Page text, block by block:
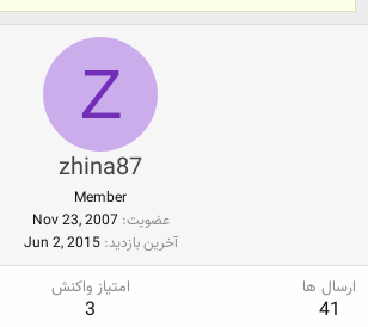
Z
zhina87
Member
عضویت Nov 23, 2007
آخرین بازدید Jun 2, 2015
ارسال ها
41
امتیاز واکنش
3